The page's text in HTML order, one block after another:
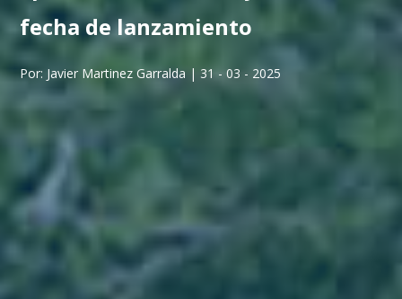
fecha de lanzamiento
Por: Javier Martinez Garralda | 31 - 03 - 2025